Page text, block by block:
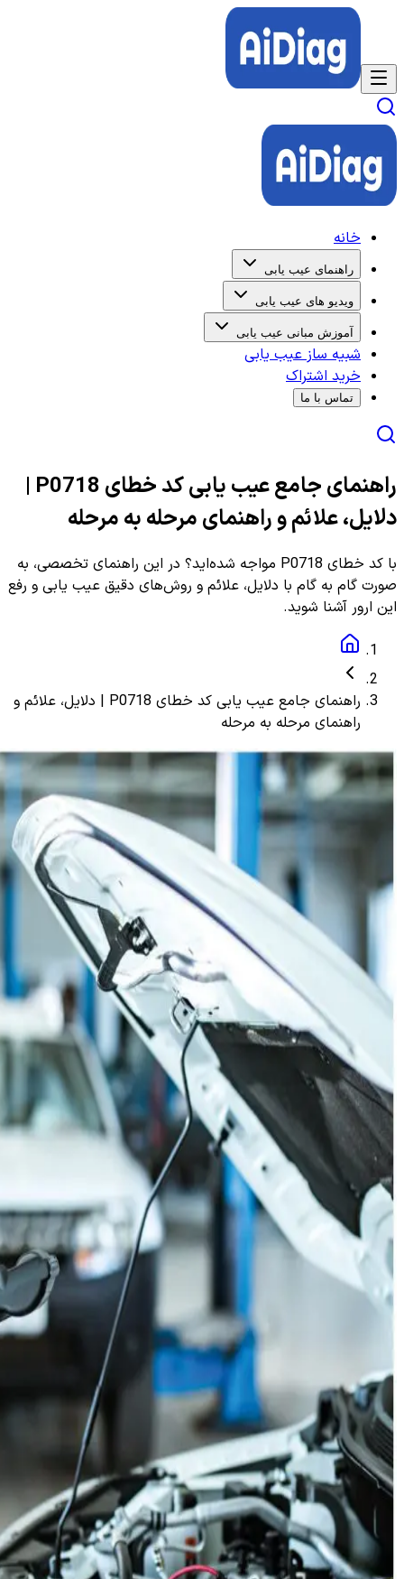
خانه
راهنمای عیب یابی
ویدیو های عیب یابی
آموزش مبانی عیب یابی
شبیه ساز عیب یابی
خرید اشتراک
تماس با ما
راهنمای جامع عیب یابی کد خطای P0718 |
دلایل، علائم و راهنمای مرحله به مرحله
با کد خطای P0718 مواجه شده‌اید؟ در این راهنمای تخصصی، به
صورت گام به گام با دلایل، علائم و روش‌های دقیق عیب یابی و رفع
این ارور آشنا شوید.
راهنمای جامع عیب یابی کد خطای P0718 | دلایل، علائم و
راهنمای مرحله به مرحله